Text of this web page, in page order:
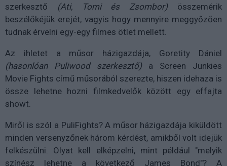
szerkesztő
(Ati, Tomi és Zsombor) összemérik
beszélőkéjük erejét, vagyis hogy mennyire meggyőzően
tudnak érvelni egy-egy filmes ötlet mellett.
Az ihletet a műsor házigazdája, Goretity Dániel
(hasonlóan Puliwood szerkesztő) a Screen Junkies
Movie Fights című műsorából szerezte, hiszen idehaza is
össze lehetne hozni filmkedvelők között egy effajta
showt.
Miről is szól a PuliFights? A műsor házigazdája kiküldött
minden versenyzőnek három kérdést, amikből volt idejük
felkészülni. Olyat kell elképzelni, mint például "melyik
színész lehetne a következő James Bond"? A